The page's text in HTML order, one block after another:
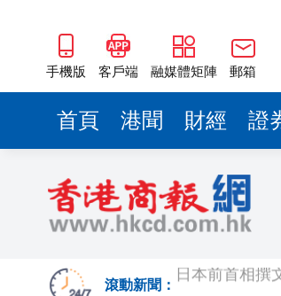
手機版 客戶端 融媒體矩陣 郵箱
首頁 港聞 財經 證
滾動新聞： 有片丨星爺媽